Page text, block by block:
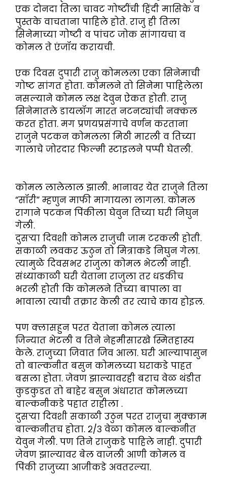
एक दोनदा तिला चावट गोष्टींची हिंदी मासिके व
पुस्तके वाचताना पाहिले होते. राजु ही तिला
सिनेमाच्या गोष्टी व पांचट जोक सांगायचा व
कोमल ते एंजॉय करायची.
एक दिवस दुपारी राजु कोमलला एका सिनेमाची
गोष्ट सांगत होता. कोमलने तो सिनेमा पाहिलेला
नसल्याने कोमल लक्ष देवुन ऐकत होती. राजु
सिनेमातले डायलॉग मारत नटनट्यांची नक्कल
करत होता. मग प्रणयप्रसंगाचे वर्णन करताना
राजुने पटकन कोमलला मिठी मारली व तिच्या
गालाचे जोरदार फिल्मी स्टाइलने पप्पी घेतली.
कोमल लालेलाल झाली. भानावर येत राजुने तिला
“सॉरी” म्हणुन माफी मागायला लागला. कोमल
रागाने पटकन पिंकीला घेवुन तिच्या घरी निघुन
गेली.
दुसऱ्या दिवशी कोमल राजुची जाम टरकली होती.
सकाळी लवकर ऊठुन तो मित्राकडे निघुन गेला.
त्यामुळे दिवसभर राजुला कोमल भेटली नाही.
संध्याकाळी घरी येताना राजुला तर धडकीच
भरली होती कि कोमलने तिच्या बापाला वा
भावाला त्याची तक्रार केली तर त्याचे काय होइल.
पण क्लासहुन परत येताना कोमल त्याला
जिन्यात भेटली व तिने नेहमीसारखे स्मितहास्य
केले. राजुच्या जिवात जिव आला. घरी आल्यापासुन
तो बाल्कनीत बसुन कोमलच्या घराकडे पाहत
बसला होता. जेवण झाल्यावरही बराच वेळ थंडीत
कुडकुडत तो बाहेर बसुन अंधारात कोमलच्या
बाल्कनीकडे पहात राहीला .
दुसऱ्या दिवशी सकाळी उठुन परत राजुचा मुक्काम
बाल्कनीतच होता. २/३ वेळा कोमल बाल्कनीत
येवुन गेली. पण तिने राजुकडे पाहिले नाही. दुपारी
जेवण झाल्यावर बेल वाजली आणी कोमल व
पिंकी राजुच्या आजीकडे अवतरल्या.